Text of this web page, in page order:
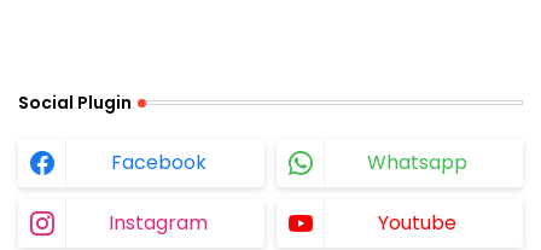
Social Plugin
Facebook Whatsapp
Instagram Youtube